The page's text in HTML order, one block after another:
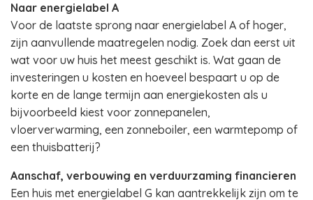
Naar energielabel A
Voor de laatste sprong naar energielabel A of hoger,
zijn aanvullende maatregelen nodig. Zoek dan eerst uit
wat voor uw huis het meest geschikt is. Wat gaan de
investeringen u kosten en hoeveel bespaart u op de
korte en de lange termijn aan energiekosten als u
bijvoorbeeld kiest voor zonnepanelen,
vloerverwarming, een zonneboiler, een warmtepomp of
een thuisbatterij?
Aanschaf, verbouwing en verduurzaming financieren
Een huis met energielabel G kan aantrekkelijk zijn om te